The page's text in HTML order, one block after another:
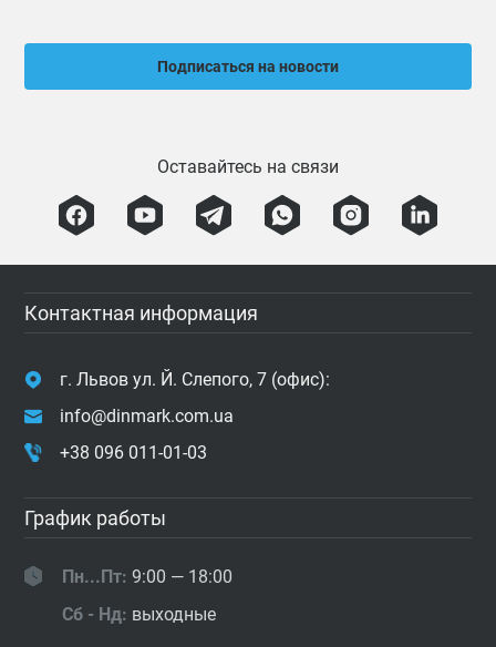
Подписаться на новости
Оставайтесь на связи
Контактная информация
г. Львов ул. Й. Слепого, 7 (офис):
info@dinmark.com.ua
+38 096 011-01-03
График работы
Пн...Пт: 9:00 — 18:00
Сб - Нд: выходные